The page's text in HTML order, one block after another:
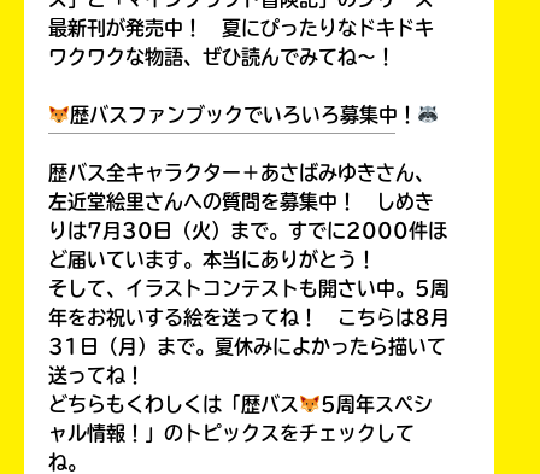
最新刊が発売中！ 夏にぴったりなドキドキ
ワクワクな物語、ぜひ読んでみてね～！
歴バスファンブックでいろいろ募集中！
歴バス全キャラクター＋あさばみゆきさん、
左近堂絵里さんへの質問を募集中！ しめき
りは7月30日（火）まで。すでに2000件ほ
ど届いています。本当にありがとう！
そして、イラストコンテストも開さい中。5周
年をお祝いする絵を送ってね！ こちらは8月
31日（月）まで。夏休みによかったら描いて
送ってね！
どちらもくわしくは「歴バス
5周年スペシ
ャル情報！」のトピックスをチェックして
ね。